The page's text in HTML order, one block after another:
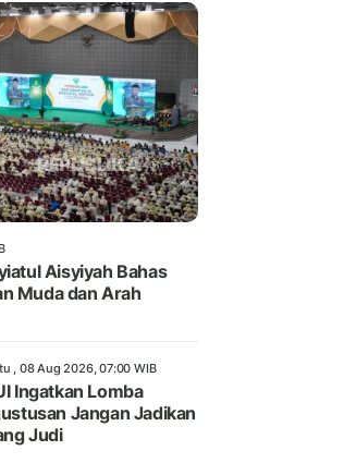
Aisyiyah Bahas
Muda dan Arah
, 08 Aug 2026, 07:00 WIB
Ingatkan Lomba
Jangan Jadikan
Judi